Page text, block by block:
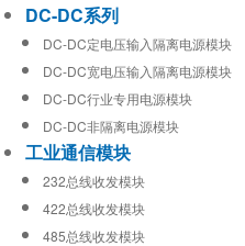
DC-DC系列
DC-DC定电压输入隔离电源模块
DC-DC宽电压输入隔离电源模块
DC-DC行业专用电源模块
DC-DC非隔离电源模块
工业通信模块
232总线收发模块
422总线收发模块
485总线收发模块